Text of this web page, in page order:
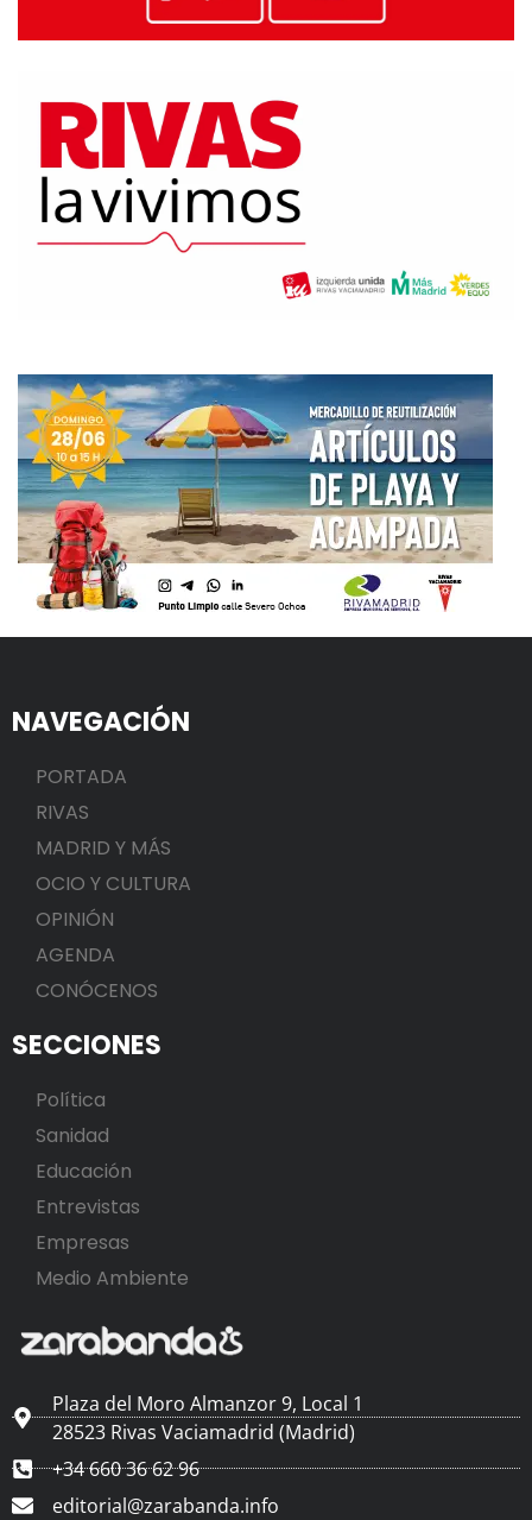
NAVEGACIÓN
PORTADA
RIVAS
MADRID Y MÁS
OCIO Y CULTURA
OPINIÓN
AGENDA
CONÓCENOS
SECCIONES
Política
Sanidad
Educación
Entrevistas
Empresas
Medio Ambiente
Plaza del Moro Almanzor 9, Local 1
28523 Rivas Vaciamadrid (Madrid)
+34 660 36 62 96
editorial@zarabanda.info